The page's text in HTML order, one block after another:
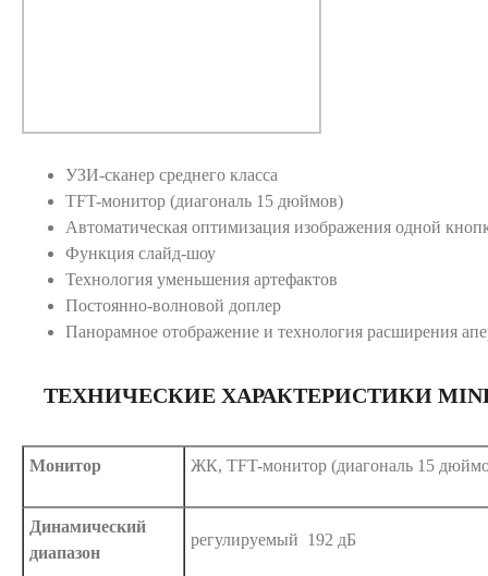
УЗИ-сканер среднего класса
TFT-монитор (диагональ 15 дюймов)
Автоматическая оптимизация изображения одной
Функция слайд-шоу
Технология уменьшения артефактов
Постоянно-волновой доплeр
Панорамное отображение и технология расширения
ТЕХНИЧЕСКИЕ ХАРАКТЕРИСТИКИ
Монитор ЖК, TFT-монитор (диагональ 15
Динамический
диапазон
регулируемый 192 дБ